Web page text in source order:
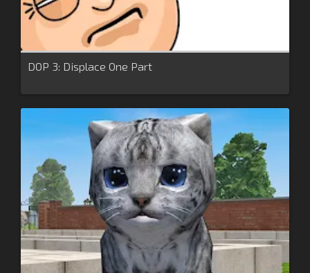
DOP 3: Displace One Part